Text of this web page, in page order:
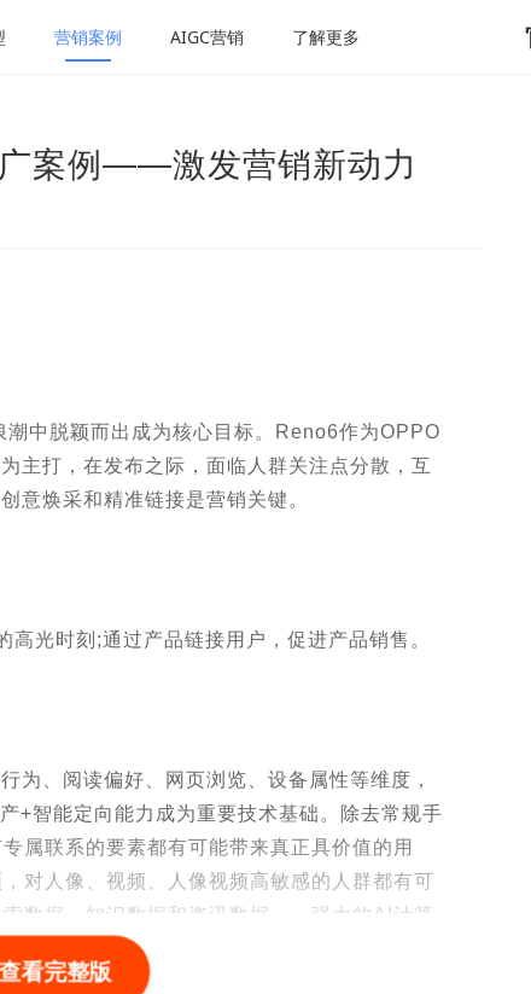
营销案例 AIGC营销 了解更多
案例——激发营销新动力
中脱颖而出成为核心目标。Reno6作为OPPO
主打，在发布之际，面临人群关注点分散，互
意焕采和精准链接是营销关键。
光时刻;通过产品链接用户，促进产品销售。
、阅读偏好、网页浏览、设备属性等维度，
+智能定向能力成为重要技术基础。除去常规手
属联系的要素都有可能带来真正具价值的用
对人像、视频、人像视频高敏感的人群都有可
数据、知识数据和资讯数据……强大的AI计算
视频高敏感的人群，提高平台数据与品牌需求
看完整版